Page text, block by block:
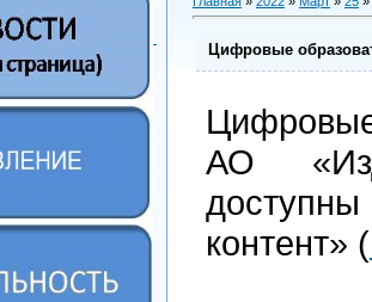
Цифровые
АО
контент» (